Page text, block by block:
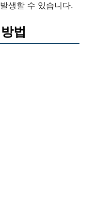
생할 수 있습니다.
법